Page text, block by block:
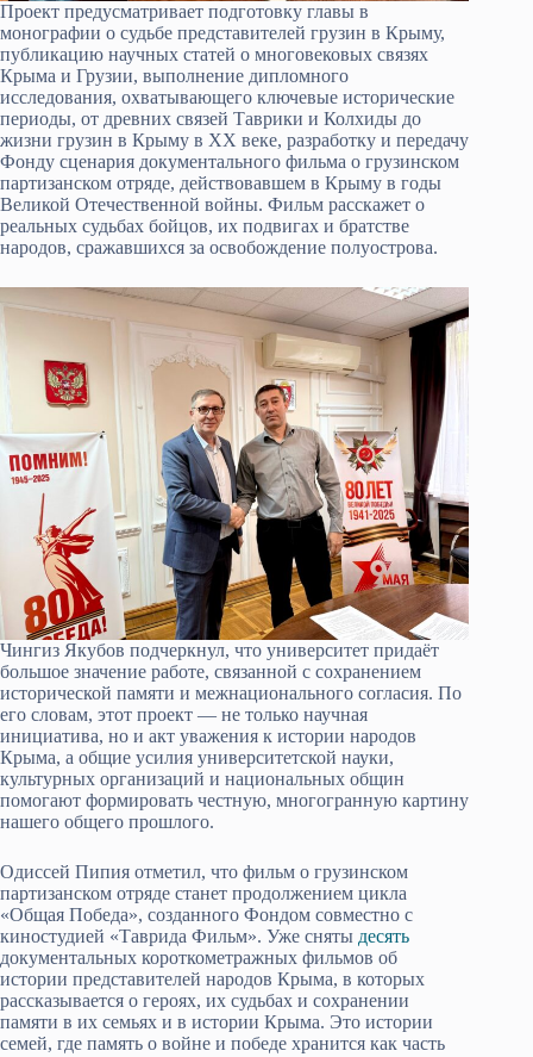
Проект предусматривает подготовку главы в
монографии о судьбе представителей грузин в Крыму,
публикацию научных статей о многовековых связях
Крыма и Грузии, выполнение дипломного
исследования, охватывающего ключевые исторические
периоды, от древних связей Таврики и Колхиды до
жизни грузин в Крыму в XX веке, разработку и передачу
Фонду сценария документального фильма о грузинском
партизанском отряде, действовавшем в Крыму в годы
Великой Отечественной войны. Фильм расскажет о
реальных судьбах бойцов, их подвигах и братстве
народов, сражавшихся за освобождение полуострова.
Чингиз Якубов подчеркнул, что университет придаёт
большое значение работе, связанной с сохранением
исторической памяти и межнационального согласия. По
его словам, этот проект — не только научная
инициатива, но и акт уважения к истории народов
Крыма, а общие усилия университетской науки,
культурных организаций и национальных общин
помогают формировать честную, многогранную картину
нашего общего прошлого.
Одиссей Пипия отметил, что фильм о грузинском
партизанском отряде станет продолжением цикла
«Общая Победа», созданного Фондом совместно с
киностудией «Таврида Фильм». Уже сняты десять
документальных короткометражных фильмов об
истории представителей народов Крыма, в которых
рассказывается о героях, их судьбах и сохранении
памяти в их семьях и в истории Крыма. Это истории
семей, где память о войне и победе хранится как часть